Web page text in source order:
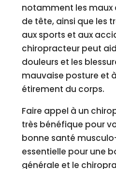
notamment les maux
de tête, ainsi que les
aux sports et aux
chiropracteur peut
douleurs et les
mauvaise posture et
étirement du corps.
Faire appel à un
très bénéfique pour
bonne santé
essentielle pour une
générale et le